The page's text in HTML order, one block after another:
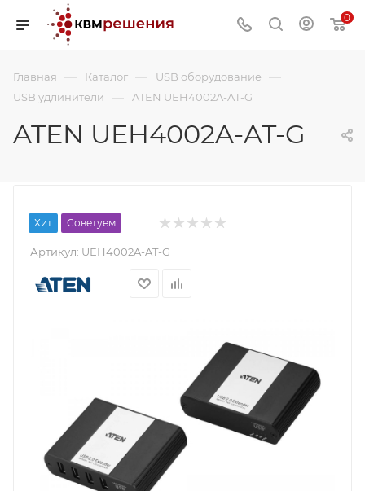
0
Главная — Каталог — USB оборудование —
USB удлинители — ATEN UEH4002A-AT-G
ATEN UEH4002A-AT-G
Хит Советуем
Артикул: UEH4002A-AT-G